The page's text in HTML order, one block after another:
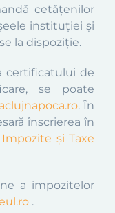
cetățenilor
instituției și
la dispoziție.
certificatului de
se poate
. În
înscrierea în
și Taxe
a impozitelor
.